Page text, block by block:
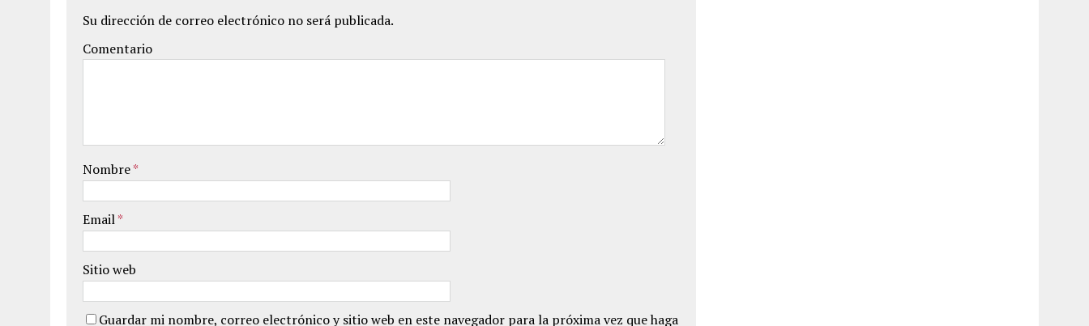
Su dirección de correo electrónico no será publicada.
Comentario
Nombre*
Email*
Sitio web
Guardar mi nombre, correo electrónico y sitio web en este navegador para la próxima vez que haga